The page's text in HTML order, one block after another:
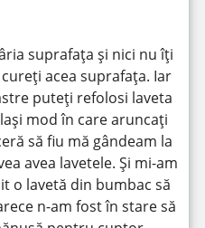
suprafața și nici nu îți
acea suprafața. Iar
puteți refolosi laveta
mod în care aruncați
să fiu mă gândeam la
avea lavetele. Și mi-am
o lavetă din bumbac să
n-am fost în stare să